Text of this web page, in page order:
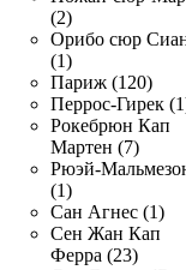
(2)
Орибо сюр
(1)
Париж (120)
Перрос-Гирек
Рокебрюн Кап
Мартен (7)
Рюэй-
(1)
Сан Агнес (1)
Сен Жан Кап
Ферра (23)